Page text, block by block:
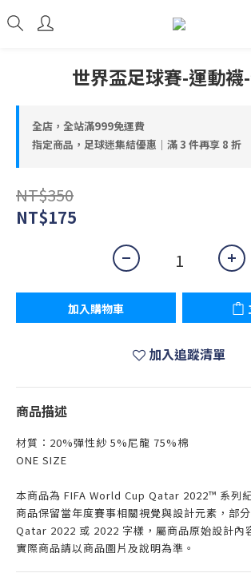
世界盃足球賽-運動襪
全店，全站滿999免運費
指定商品，足球迷集結優惠｜滿 3 件再享 8 折
NT$350
NT$175
加入購物車
加入追蹤清單
商品描述
材質：20%彈性紗 5%尼龍 75%棉
ONE SIZE
本商品為 FIFA World Cup Qatar 2022™ 系列
商品保留當年度賽事相關視覺與設計元素，部
Qatar 2022 或 2022 字樣，屬商品原始設計內
實際商品請以商品圖片及說明為準。